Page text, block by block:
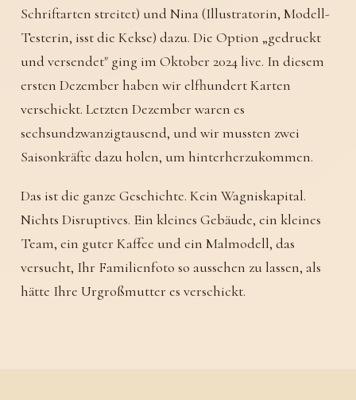
Schriftarten streitet) und Nina (Illustratorin, Modell-
Testerin, isst die Kekse) dazu. Die Option „gedruckt
und versendet" ging im Oktober 2024 live. In diesem
ersten Dezember haben wir elfhundert Karten
verschickt. Letzten Dezember waren es
sechsundzwanzigtausend, und wir mussten zwei
Saisonkräfte dazu holen, um hinterherzukommen.
Das ist die ganze Geschichte. Kein Wagniskapital.
Nichts Disruptives. Ein kleines Gebäude, ein kleines
Team, ein guter Kaffee und ein Malmodell, das
versucht, Ihr Familienfoto so aussehen zu lassen, als
hätte Ihre Urgroßmutter es verschickt.